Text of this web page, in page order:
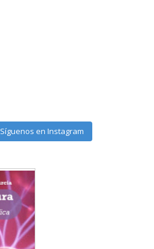
Síguenos en Instagram